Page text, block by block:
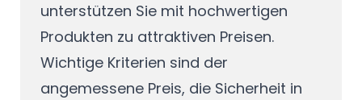
unterstützen Sie mit hochwertigen
Produkten zu attraktiven Preisen.
Wichtige Kriterien sind der
angemessene Preis, die Sicherheit in